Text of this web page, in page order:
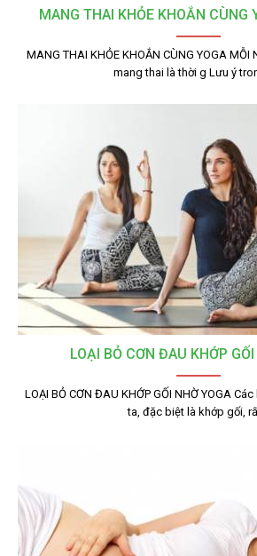
MANG THAI KHỎE KHOẮN CÙNG
MANG THAI KHỎE KHOẮN CÙNG YOGA
mang thai là thời g Lưu ý
LOẠI BỎ CƠN ĐAU KHỚP
LOẠI BỎ CƠN ĐAU KHỚP GỐI NHỜ YOGA
ta, đặc biệt là khớp gối,